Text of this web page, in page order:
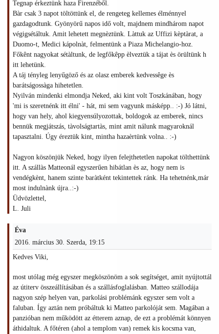
Tegnap érkeztünk haza Firenzéből.
Bàr csak 3 napot töltöttünk el, de rengeteg kellemes élménnyel
gazdagodtunk. Gyönyörű napos idő volt, majdnem mindhárom napot
végigsétáltuk. Amit lehetett megnèztünk. Làttuk az Uffizi kèptàrat, a
Duomo-t, Medici kápolnàt, felmentünk a Piaza Michelangio-hoz.
Főkênt nagyokat sétàltunk, de legfőkêpp èlveztük a tájat ès örültünk h
itt lehetünk.
A táj tényleg lenyűgöző és az olasz emberek kedvessêge ès
barátságossàga hihetetlen.
Nyilván mindenki elmondja Neked, aki kint volt Toszkánában, hogy
'mi is szeretnénk itt élni' - hát, mi sem vagyunk másképp.. :-) Jó látni,
hogy van hely, ahol kiegyensúlyozottak, boldogok az emberek, nincs
bennük megjátszás, tàvolságtartàs, mint amit nálunk magyaroknál
tapasztalni. Úgy éreztük kint, mintha hazaèrtünk volna.. :-)
Nagyon köszönjük Neked, hogy ilyen felejthetetlen napokat tölthettünk
itt. A szállàs Matteonál egyszerűen hibátlan ès az, hogy nem is
vendégkènt, hanem szinte baràtként tekintettek ránk. Ha tehetnénk,már
most indulnànk újra..:-)
Üdvözlettel,
L. Juli
Éva
2016. március 30. Szerda, 19:15
Kedves Viki,
most utólag még egyszer megköszönöm a sok segítséget, amit nyújtottál
az útiterv összeállításában és a szállásfoglalásban. Matteo szállodája
nagyon szép helyen van, parkolási problémánk egyszer sem volt a
faluban. Így aztán nem próbáltuk ki Matteo parkolóját sem. Magában a
panzióban nem működött az étterem aznap, de ezt a problémát könnyen
áthidaltuk. A főtéren (ahol a templom van) remek kis kocsma van,